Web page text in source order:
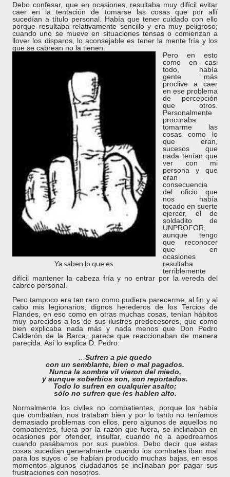
Debo confesar, que en ocasiones, resultaba muy difícil evitar
caer en la tentación de tomarse las cosas que por allí
sucedían a título personal. Había que tener cuidado con ello
porque resultaba relativamente sencillo y era muy peligroso;
cuando uno se mueve en situaciones tensas o comienzan a
llover los disparos, lo aconsejable es tener la mente fría y los
que se cabrean no la tienen.
Ya saben lo que es
Pero en esto
como en casi
todo, había
gente más
proclive a caer
en ese problema
de percepción
que otros.
Personalmente
procuraba
tomarme las
cosas como lo
que eran,
sucesos que
nada tenían que
ver con mi
persona y que
eran
consecuencia
del oficio que
nos había
tocado en suerte
ejercer, el de
soldadito de
UNPROFOR,
aunque tengo
que reconocer
que en
ocasiones
resultaba
terriblemente
difícil mantener la cabeza fría y no entrar por la vereda del
cabreo personal.
Pero tampoco era tan raro como pudiera parecerme, al fin y al
cabo mis legionarios, dignos herederos de los Tercios de
Flandes, en eso como en otras muchas cosas, tenían hábitos
muy parecidos a los de sus ilustres predecesores, que como
bien explicaba nada más y nada menos que Don Pedro
Calderón de la Barca, parece que reaccionaban de manera
parecida. Así lo explica D. Pedro:
Sufren a pie quedo
con un semblante, bien o mal pagados.
Nunca la sombra vil vieron del miedo,
y aunque soberbios son, son reportados.
Todo lo sufren en cualquier asalto;
sólo no sufren que les hablen alto.
Normalmente los civiles no combatientes, porque los había
que combatían, nos trataban bien y por lo tanto no teníamos
demasiado problemas con ellos, pero algunos de aquellos no
combatientes, fuera por la razón que fuera, se inclinaban en
ocasiones por ofender, insultar, cuando no a apedrearnos
cuando pasábamos por sus pueblos. Debo decir que estas
cosas sucedían generalmente cuando los combates iban mal
para los suyos o se habían producido muchas bajas, en esos
momentos algunos ciudadanos se inclinaban por pagar sus
frustraciones con nosotros.